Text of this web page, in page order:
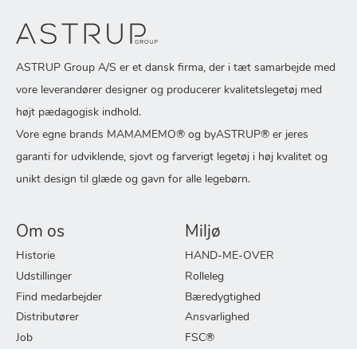
ASTRUP Group A/S er et dansk firma, der i tæt samarbejde med
vore leverandører designer og producerer kvalitetslegetøj med
højt pædagogisk indhold.
Vore egne brands MAMAMEMO® og byASTRUP® er jeres
garanti for udviklende, sjovt og farverigt legetøj i høj kvalitet og
unikt design til glæde og gavn for alle legebørn.
Om os
Historie
Udstillinger
Find medarbejder
Distributører
Job
Miljø
HAND-ME-OVER
Rolleleg
Bæredygtighed
Ansvarlighed
FSC®